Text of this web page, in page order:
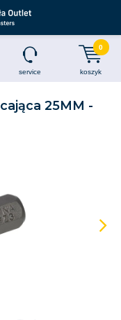
service koszyk
0
25MM -